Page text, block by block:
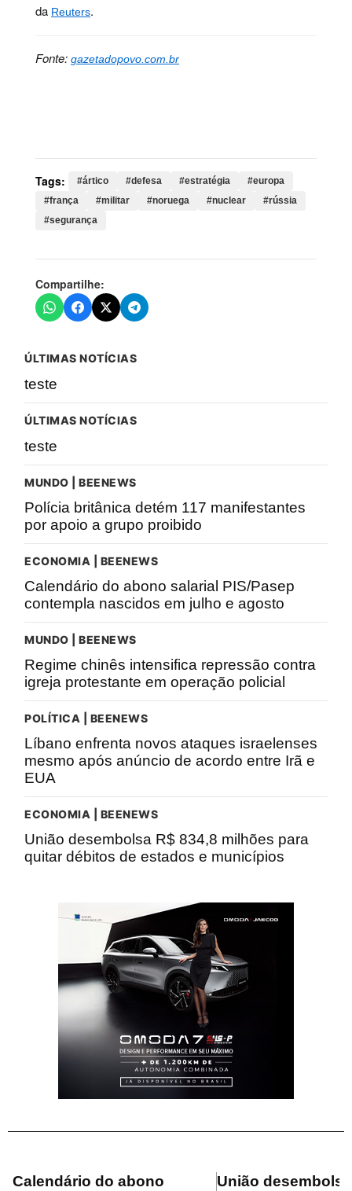
da Reuters.
Fonte: gazetadopovo.com.br
Tags: #ártico #defesa #estratégia
#europa
#frança
#militar #noruega #nuclear
#rússia
#segurança
Compartilhe:
ÚLTIMAS NOTÍCIAS
teste
ÚLTIMAS NOTÍCIAS
teste
MUNDO | BEENEWS
Polícia britânica detém 117 manifestantes
por apoio a grupo proibido
ECONOMIA | BEENEWS
Calendário do abono salarial PIS/Pasep
contempla nascidos em julho e agosto
MUNDO | BEENEWS
Regime chinês intensifica repressão contra
igreja protestante em operação policial
POLÍTICA | BEENEWS
Líbano enfrenta novos ataques israelenses
mesmo após anúncio de acordo entre Irã e
EUA
ECONOMIA | BEENEWS
União desembolsa R$ 834,8 milhões para
quitar débitos de estados e municípios
Calendário do abono União